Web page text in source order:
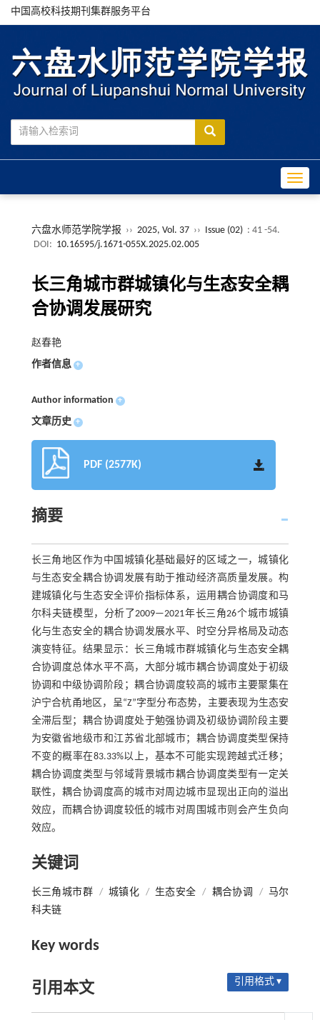
中国高校科技期刊集群服务平台
六盘水师范学院学报 ›› 2025, Vol. 37 ›› Issue (02) : 41 -54.
DOI: 10.16595/j.1671-055X.2025.02.005
长三角城市群城镇化与生态安全耦
合协调发展研究
赵春艳
作者信息 +
Author information +
文章历史 +
PDF (2577K)
摘要
长三角地区作为中国城镇化基础最好的区域之一，城镇化
与生态安全耦合协调发展有助于推动经济高质量发展。构
建城镇化与生态安全评价指标体系，运用耦合协调度和马
尔科夫链模型，分析了2009—2021年长三角26个城市城镇
化与生态安全的耦合协调发展水平、时空分异格局及动态
演变特征。结果显示：长三角城市群城镇化与生态安全耦
合协调度总体水平不高，大部分城市耦合协调度处于初级
协调和中级协调阶段；耦合协调度较高的城市主要聚集在
沪宁合杭甬地区，呈“Z”字型分布态势，主要表现为生态安
全滞后型；耦合协调度处于勉强协调及初级协调阶段主要
为安徽省地级市和江苏省北部城市；耦合协调度类型保持
不变的概率在83.33%以上，基本不可能实现跨越式迁移；
耦合协调度类型与邻域背景城市耦合协调度类型有一定关
联性，耦合协调度高的城市对周边城市显现出正向的溢出
效应，而耦合协调度较低的城市对周围城市则会产生负向
效应。
关键词
长三角城市群 / 城镇化 / 生态安全 / 耦合协调 / 马尔
科夫链
Key words
引用本文 引用格式 ▾